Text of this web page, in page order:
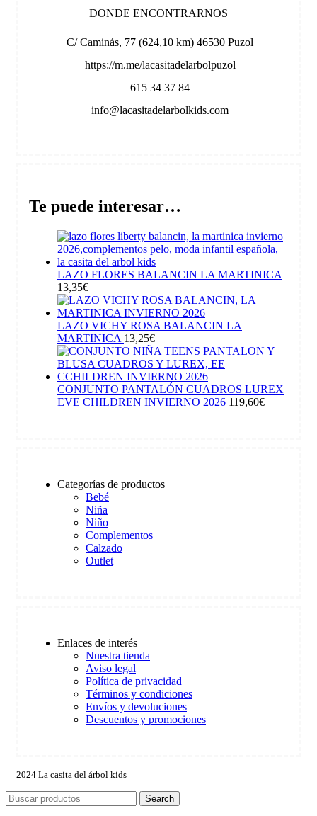
DONDE ENCONTRARNOS
C/ Caminás, 77 (624,10 km) 46530 Puzol
https://m.me/lacasitadelarbolpuzol
615 34 37 84
info@lacasitadelarbolkids.com
Te puede interesar…
LAZO FLORES BALANCIN LA MARTINICA
13,35€
LAZO VICHY ROSA BALANCIN LA
MARTINICA 13,25€
CONJUNTO PANTALÓN CUADROS LUREX
EVE CHILDREN INVIERNO 2026 119,60€
Categorías de productos
Bebé
Niña
Niño
Complementos
Calzado
Outlet
Enlaces de interés
Nuestra tienda
Aviso legal
Política de privacidad
Términos y condiciones
Envíos y devoluciones
Descuentos y promociones
2024 La casita del árbol kids
Search